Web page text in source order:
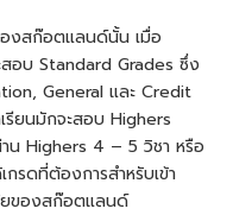
งสก๊อตแลนด์นั้น เมื่อ
อบ Standard Grades ซึ่ง
General และ Credit
ยนมักจะสอบ Highers
น Highers 4 – 5 วิชา หรือ
รดที่ต้องการสำหรับเข้า
ยของสก๊อตแลนด์